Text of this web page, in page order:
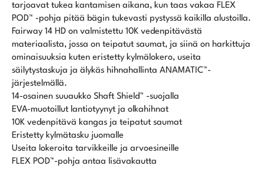
tarjoavat tukea kantamisen aikana, kun taas vakaa FLEX
POD™ -pohja pitää bägin tukevasti pystyssä kaikilla alustoilla.
Fairway 14 HD on valmistettu 10K vedenpitävästä
materiaalista, jossa on teipatut saumat, ja siinä on harkittuja
ominaisuuksia kuten eristetty kylmälokero, useita
säilytystaskuja ja älykäs hihnahallinta ANAMATIC™-
järjestelmällä.
14-osainen suuaukko Shaft Shield™ -suojalla
EVA-muotoillut lantiotyynyt ja olkahihnat
10K vedenpitävä kangas ja teipatut saumat
Eristetty kylmätasku juomalle
Useita lokeroita tarvikkeille ja arvoesineille
FLEX POD™-pohja antaa lisävakautta